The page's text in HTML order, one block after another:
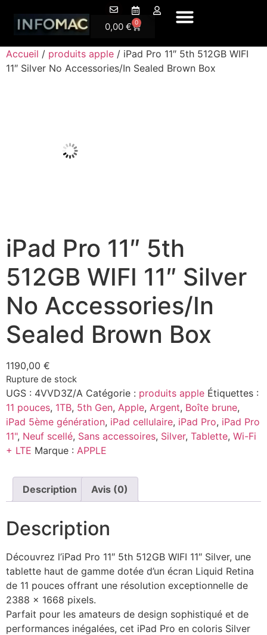
0,00 € 0
Accueil / produits apple / iPad Pro 11″ 5th 512GB WIFI
11″ Silver No Accessories/In Sealed Brown Box
iPad Pro 11″ 5th
512GB WIFI 11″ Silver
No Accessories/In
Sealed Brown Box
1190,00 €
Rupture de stock
UGS : 4VVD3Z/A Catégorie : produits apple Étiquettes :
11 pouces, 1TB, 5th Gen, Apple, Argent, Boîte brune,
iPad 5ème génération, iPad cellulaire, iPad Pro, iPad Pro
11", Neuf scellé, Sans accessoires, Silver, Tablette, Wi-Fi
+ LTE Marque : APPLE
Description Avis (0)
Description
Découvrez l’iPad Pro 11″ 5th 512GB WIFI 11″ Silver, une
tablette haut de gamme dotée d’un écran Liquid Retina
de 11 pouces offrant une résolution exceptionnelle de
2388 x 1668 pixels.
Parfait pour les amateurs de design sophistiqué et de
performances inégalées, cet iPad Pro en coloris Silver